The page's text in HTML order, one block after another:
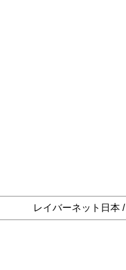
レイバーネット日本 /